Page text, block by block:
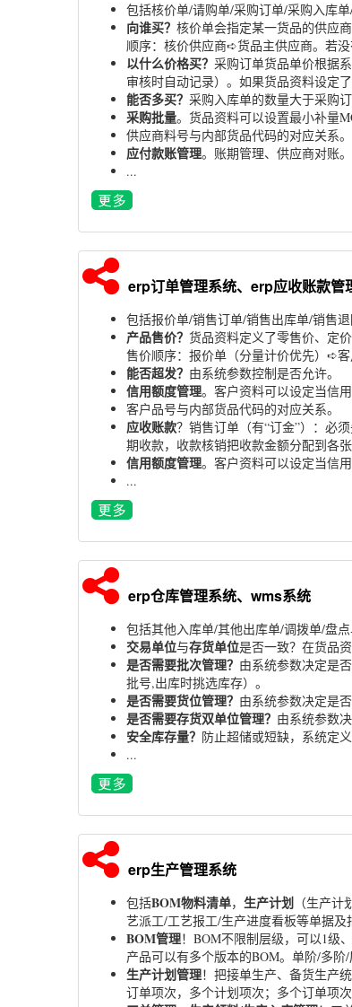
包括核价单/请购单/采购订单/采购入库单
向谁买？ 核价单会指定某一货品的供应
顺序：核价供应商➪货品主供应商。若没
以什么价格买？ 采购订单货品单价根据
审核时自动记录）。如果货品资料设定
能否多买？ 采购入库单的数量大于采购
采购批量。货品资料可以设置最小补量
供应商料号与内部货品代码的对应关系。
应付款账管理。账期管理、供应商对账。
...
erp订单管理系统、erp应收账款管
包括报价单/销售订单/销售出库单/销售退
产品售价？ 货品资料定义了零售价、定
售价顺序：报价单（分量计价优先）➪
能否超发？ 由系统参数控制是否允许。
信用额度管理。客户资料可以设定当信
客户品号与内部货品代码的对应关系。
应收账款？销售订单（有“订金”）：必
期收款，收款核销把收款金额分配到各张
信用额度管理。客户资料可以设定当信
...
erp仓库管理系统、wms系统
包括其他入库单/其他出库单/调拨单/盘点
交易单位与存货单位是否一致？在货品
是否需要批次管理？ 由系统参数决定是
批号,出库时挑选库存）。
是否需要货位管理？ 由系统参数决定是
是否需要存货双单位管理？ 由系统参数
安全库存量？ 防止超储或短缺，系统定
...
erp生产管理系统
包括BOM物料清单， 生产计划 （生产计
艺派工/工艺报工/生产进度看板等单据及
BOM管理！BOM不限制层级，可以1级
产品可以有多个版本的BOM。单阶/多阶
生产计划管理！把接单生产、备货生产
订单项次，多个计划项次；多个订单项